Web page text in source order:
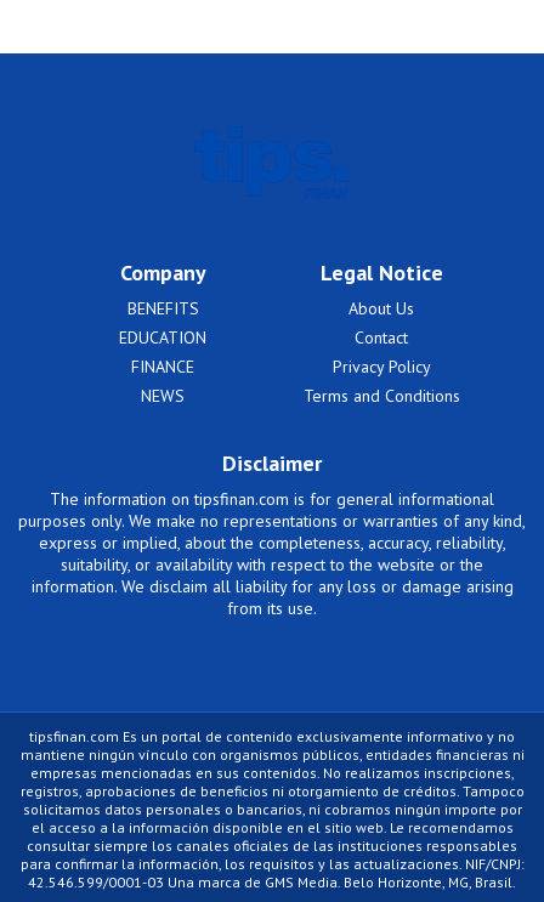
Company
BENEFITS
EDUCATION
FINANCE
NEWS
Legal Notice
About Us
Contact
Privacy Policy
Terms and Conditions
Disclaimer
The information on tipsfinan.com is for general informational
purposes only. We make no representations or warranties of any kind,
express or implied, about the completeness, accuracy, reliability,
suitability, or availability with respect to the website or the
information. We disclaim all liability for any loss or damage arising
from its use.
tipsfinan.com Es un portal de contenido exclusivamente informativo y no
mantiene ningún vínculo con organismos públicos, entidades financieras ni
empresas mencionadas en sus contenidos. No realizamos inscripciones,
registros, aprobaciones de beneficios ni otorgamiento de créditos. Tampoco
solicitamos datos personales o bancarios, ni cobramos ningún importe por
el acceso a la información disponible en el sitio web. Le recomendamos
consultar siempre los canales oficiales de las instituciones responsables
para confirmar la información, los requisitos y las actualizaciones. NIF/CNPJ:
42.546.599/0001-03 Una marca de GMS Media. Belo Horizonte, MG, Brasil.